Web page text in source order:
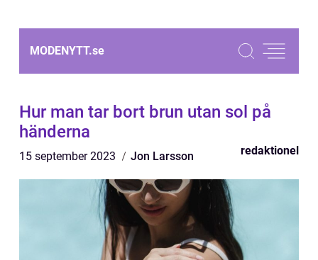
MODENYTT.se
Hur man tar bort brun utan sol på
händerna
15 september 2023 Jon Larsson redaktionel